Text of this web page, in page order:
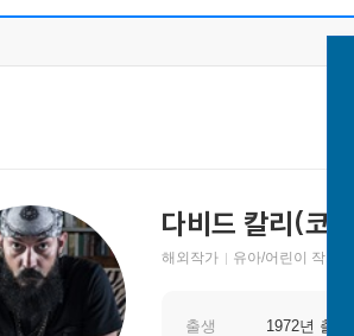
다비드 칼리(코
해외작가
유아/어린이 작가
출생 1972년 출생